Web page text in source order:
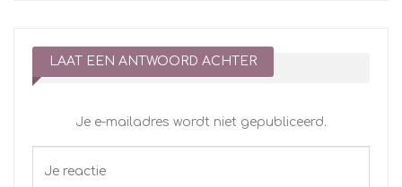
LAAT EEN ANTWOORD ACHTER
Je e-mailadres wordt niet gepubliceerd.